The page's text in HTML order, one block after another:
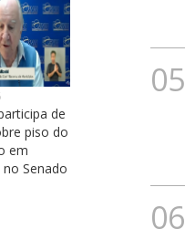
de
piso do
em
Senado
05
06